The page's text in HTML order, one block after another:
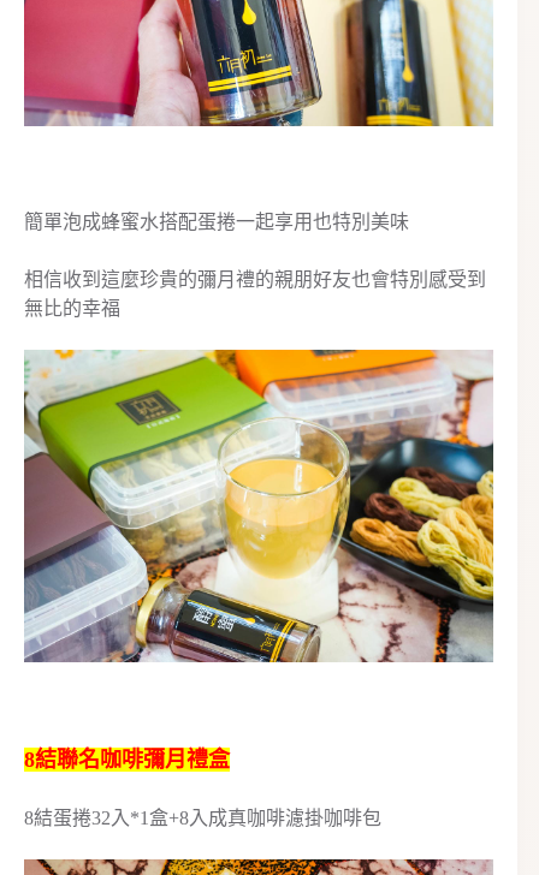
簡單泡成蜂蜜水搭配蛋捲一起享用也特別美味
相信收到這麼珍貴的彌月禮的親朋好友也會特別感受到
無比的幸福
8結聯名咖啡彌月禮盒
8結蛋捲32入*1盒+8入成真咖啡濾掛咖啡包